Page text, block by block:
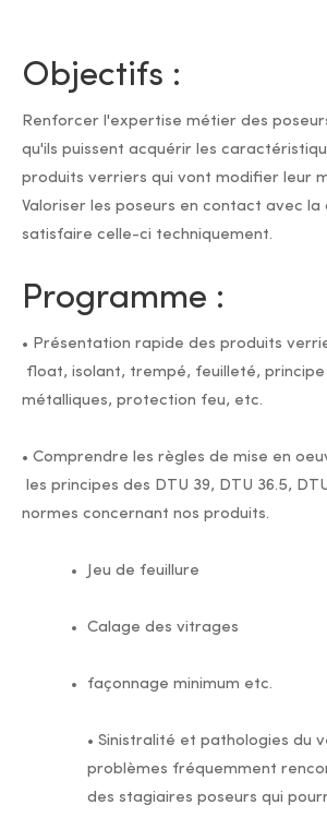
Objectifs :
Renforcer l'expertise métier des
qu'ils puissent acquérir les
produits verriers qui vont modifier leur
Valoriser les poseurs en contact avec la
satisfaire celle-ci techniquement.
Programme :
• Présentation rapide des produits
float, isolant, trempé, feuilleté, principe
métalliques, protection feu, etc.
• Comprendre les règles de mise en
les principes des DTU 39, DTU 36.5,
normes concernant nos produits.
Jeu de feuillure
Calage des vitrages
façonnage minimum etc.
• Sinistralité et pathologies du
problèmes fréquemment
des stagiaires poseurs qui